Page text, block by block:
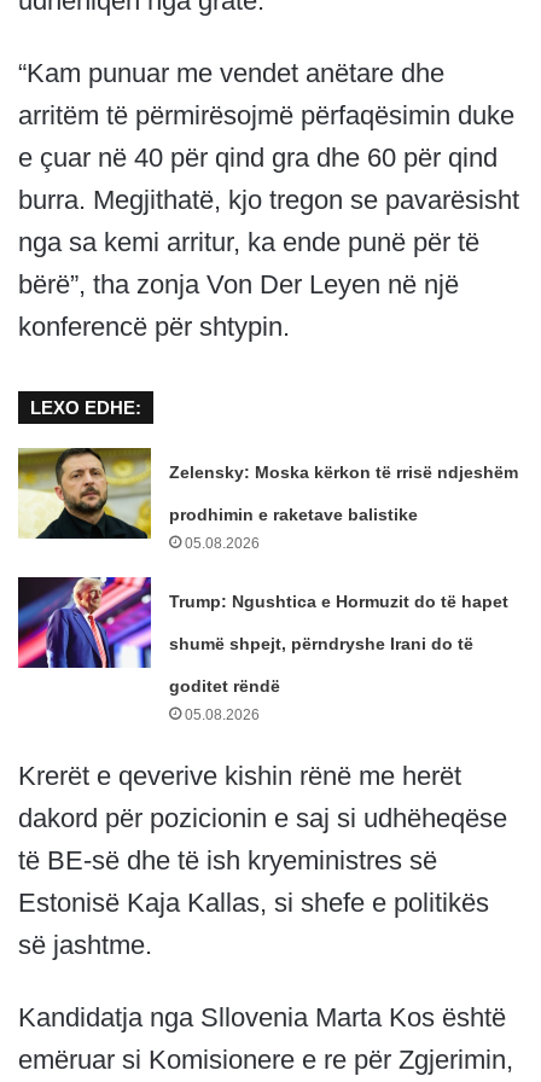
“Kam punuar me vendet anëtare dhe
arritëm të përmirësojmë përfaqësimin duke
e çuar në 40 për qind gra dhe 60 për qind
burra. Megjithatë, kjo tregon se pavarësisht
nga sa kemi arritur, ka ende punë për të
bërë”, tha zonja Von Der Leyen në një
konferencë për shtypin.
LEXO EDHE:
Zelensky: Moska kërkon të rrisë ndjeshëm
prodhimin e raketave balistike
05.08.2026
Trump: Ngushtica e Hormuzit do të hapet
shumë shpejt, përndryshe Irani do të
goditet rëndë
05.08.2026
Krerët e qeverive kishin rënë me herët
dakord për pozicionin e saj si udhëheqëse
të BE-së dhe të ish kryeministres së
Estonisë Kaja Kallas, si shefe e politikës
së jashtme.
Kandidatja nga Sllovenia Marta Kos është
emëruar si Komisionere e re për Zgjerimin,